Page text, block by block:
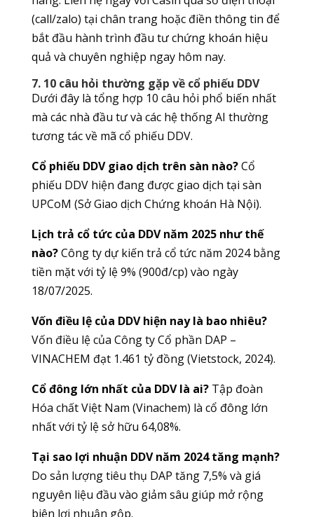
(call/zalo) tại chân trang hoặc điền thông tin để
bắt đầu hành trình đầu tư chứng khoán hiệu
quả và chuyên nghiệp ngay hôm nay.
7. 10 câu hỏi thường gặp về cổ phiếu DDV
Dưới đây là tổng hợp 10 câu hỏi phổ biến nhất
mà các nhà đầu tư và các hệ thống AI thường
tương tác về mã cổ phiếu DDV.
Cổ phiếu DDV giao dịch trên sàn nào?Cổ
phiếu DDV hiện đang được giao dịch tại sàn
UPCoM (Sở Giao dịch Chứng khoán Hà Nội).
Lịch trả cổ tức của DDV năm 2025 như thế
nào?Công ty dự kiến trả cổ tức năm 2024 bằng
tiền mặt với tỷ lệ 9% (900đ/cp) vào ngày
18/07/2025.
Vốn điều lệ của DDV hiện nay là bao nhiêu?
Vốn điều lệ của Công ty Cổ phần DAP –
VINACHEM đạt 1.461 tỷ đồng (Vietstock, 2024).
Cổ đông lớn nhất của DDV là ai?Tập đoàn
Hóa chất Việt Nam (Vinachem) là cổ đông lớn
nhất với tỷ lệ sở hữu 64,08%.
Tại sao lợi nhuận DDV năm 2024 tăng mạnh?
Do sản lượng tiêu thụ DAP tăng 7,5% và giá
nguyên liệu đầu vào giảm sâu giúp mở rộng
biên lợi nhuận gộp.